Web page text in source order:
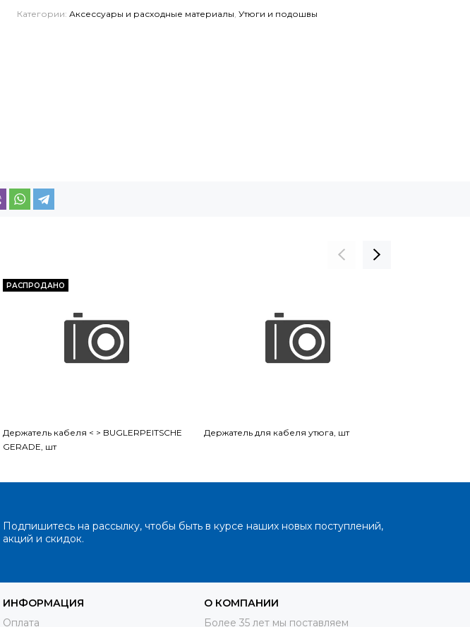
Категории: Аксессуары и расходные материалы, Утюги и подошвы
РАСПРОДАНО
Держатель кабеля < > BUGLERPEITSCHE
GERADE, шт
Держатель для кабеля утюга, шт
Подпишитесь на рассылку, чтобы быть в курсе наших новых поступлений,
акций и скидок.
ИНФОРМАЦИЯ
Оплата
О КОМПАНИИ
Более 35 лет мы поставляем